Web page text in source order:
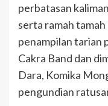
perbatasan
serta ramah
penampilan tarian
Cakra Band dan
Dara, Komika
pengundian